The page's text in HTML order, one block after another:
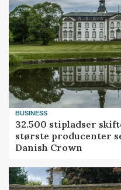
BUSINESS
32.500 stipladser
største producenter
Danish Crown